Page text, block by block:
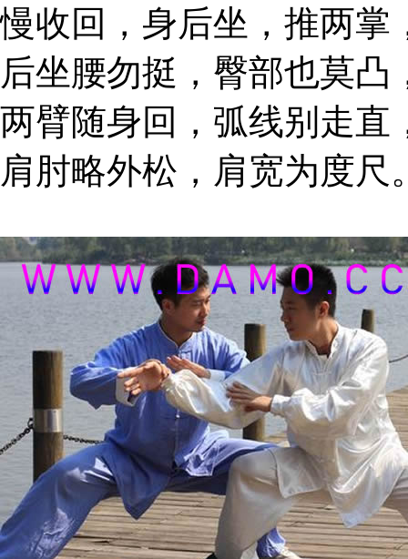
慢收回，身后坐，推两掌
后坐腰勿挺，臀部也莫凸
两臂随身回，弧线别走直
肩肘略外松，肩宽为度尺